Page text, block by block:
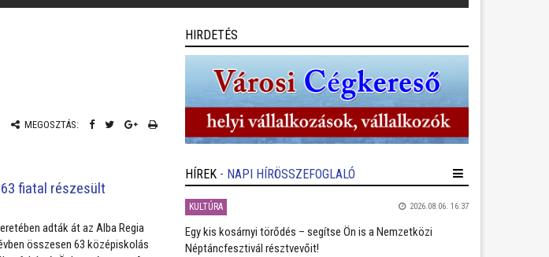
MEGOSZTÁS:
fiatal részesült
adták át az Alba Regia
összesen 63 középiskolás
HIRDETÉS
HÍREK - NAPI HÍRÖSSZEFOGLALÓ
KULTÚRA 2026.08.06. 16:37
Egy kis kosárnyi törődés – segítse Ön is a Nemzetközi
Néptáncfesztivál résztvevőit!